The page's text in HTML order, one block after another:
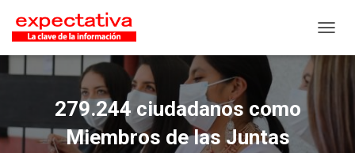
279.244 ciudadanos como
Miembros de las Juntas